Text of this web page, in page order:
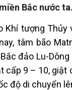
Bắc nước ta.
Khí tượng Thủy
tâm bão
đảo Lu-
cấp 9 – 10, giật
độ di chuyển